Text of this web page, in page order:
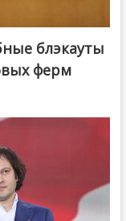
блэкауты
ферм